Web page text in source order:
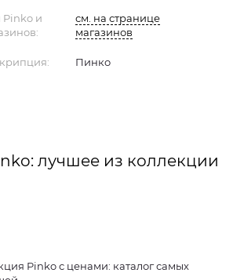
и
см. на странице
магазинов
Пинко
лучшее из коллекции
Pinko с ценами: каталог самых